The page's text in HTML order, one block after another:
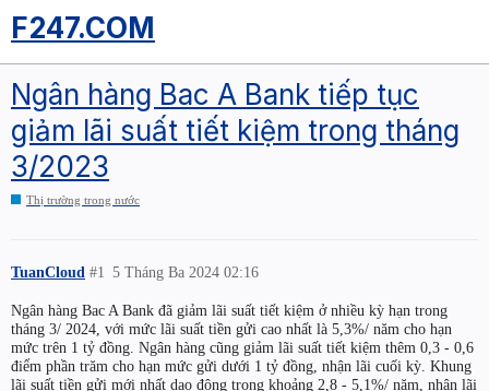
F247.COM
Ngân hàng Bac A Bank tiếp tục
giảm lãi suất tiết kiệm trong tháng
3/2023
Thị trường trong nước
TuanCloud 5 Tháng Ba 2024 02:16
#1
Ngân hàng Bac A Bank đã giảm lãi suất tiết kiệm ở nhiều kỳ hạn trong
tháng 3/ 2024, với mức lãi suất tiền gửi cao nhất là 5,3%/ năm cho hạn
mức trên 1 tỷ đồng. Ngân hàng cũng giảm lãi suất tiết kiệm thêm 0,3 - 0,6
điểm phần trăm cho hạn mức gửi dưới 1 tỷ đồng, nhận lãi cuối kỳ. Khung
lãi suất tiền gửi mới nhất dao động trong khoảng 2,8 - 5,1%/ năm, nhận lãi